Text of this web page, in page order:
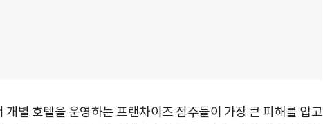
개별 호텔을 운영하는 프랜차이즈 점주들이 가장 큰 피해를 입고